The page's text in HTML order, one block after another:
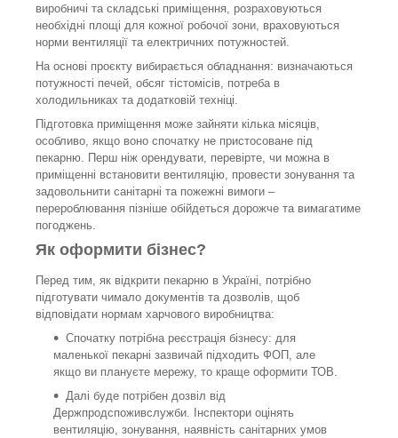
виробничі та складські приміщення, розраховуються
необхідні площі для кожної робочої зони, враховуються
норми вентиляції та електричних потужностей.
На основі проєкту вибирається обладнання: визначаються
потужності печей, обсяг тістомісів, потреба в
холодильниках та додатковій техніці.
Підготовка приміщення може зайняти кілька місяців,
особливо, якщо воно спочатку не пристосоване під
пекарню. Перш ніж орендувати, перевірте, чи можна в
приміщенні встановити вентиляцію, провести зонування та
задовольнити санітарні та пожежні вимоги –
перероблювання пізніше обійдеться дорожче та вимагатиме
погоджень.
Як оформити бізнес?
Перед тим, як відкрити пекарню в Україні, потрібно
підготувати чимало документів та дозволів, щоб
відповідати нормам харчового виробництва:
Спочатку потрібна реєстрація бізнесу: для
маленької пекарні зазвичай підходить ФОП, але
якщо ви плануєте мережу, то краще оформити ТОВ.
Далі буде потрібен дозвіл від
Держпродспоживслужби. Інспектори оцінять
вентиляцію, зонування, наявність санітарних умов